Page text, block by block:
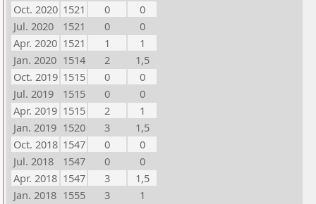
Oct. 2020 1521 0
0
Jul. 2020
1521 0
0
Apr. 2020 1521 1
1
Jan. 2020 1514 2
1,5
Oct. 2019 1515 0
0
Jul. 2019
1515 0
0
Apr. 2019 1515 2
1
Jan. 2019 1520 3
1,5
Oct. 2018 1547 0
0
Jul. 2018
1547 0
0
Apr. 2018 1547 3
1,5
Jan. 2018 1555 3
1